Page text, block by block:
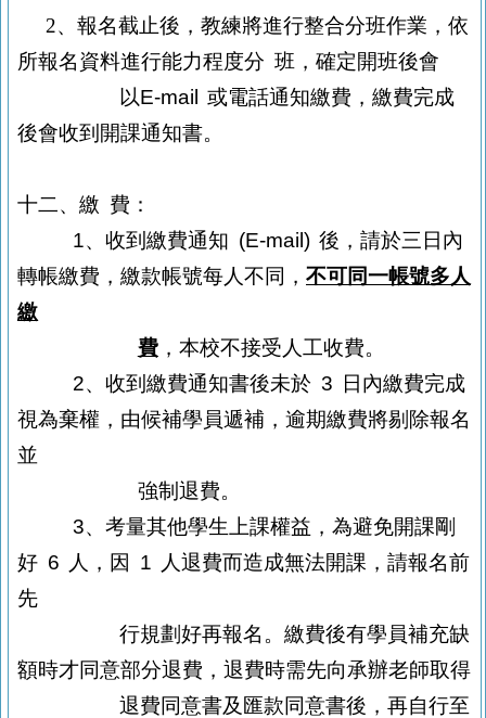
2、報名截止後，教練將進行整合分班作業，依
所報名資料進行能力程度分 班，確定開班後會
以E-mail或電話通知繳費，繳費完成
後會收到開課通知書。
十二、繳 費：
1、收到繳費通知 (E-mail)後，請於三日內
轉帳繳費，繳款帳號每人不同， 不可同一帳號多人
繳
費，本校不接受人工收費。
2、收到繳費通知書後未於 3
日內繳費完成
視為棄權，由候補學員遞補，逾期繳費將剔除報名
並
強制退費。
3、考量其他學生上課權益，為避免開課剛
好 6 人，因 1 人退費而造成無法開課，請報名前
先
行規劃好再報名。繳費後有學員補充缺
額時才同意部分退費，退費時需先向承辦老師取得
退費同意書及匯款同意書後，再自行至